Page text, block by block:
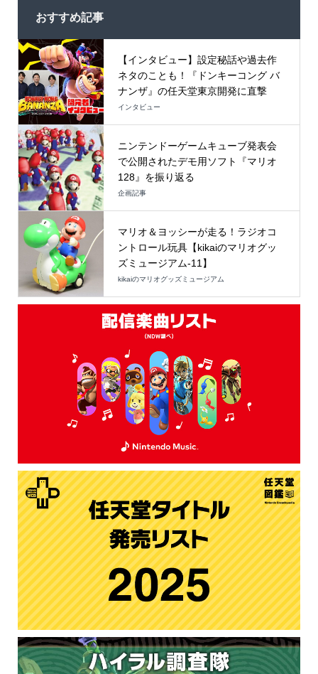
おすすめ記事
【インタビュー】設定秘話や過去作
ネタのことも！『ドンキーコング バ
ナンザ』の任天堂東京開発に直撃
インタビュー
ニンテンドーゲームキューブ発表会
で公開されたデモ用ソフト『マリオ
128』を振り返る
企画記事
マリオ＆ヨッシーが走る！ラジオコ
ントロール玩具【kikaiのマリオグッ
ズミュージアム-11】
kikaiのマリオグッズミュージアム